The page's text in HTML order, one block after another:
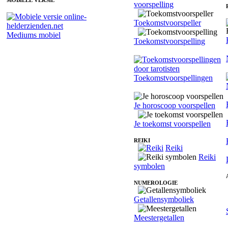
Mediums mobiel
voorspelling
Toekomstvoorspeller
Toekomstvoorspelling
Toekomstvoorspellingen
Je horoscoop voorspellen
Je toekomst voorspellen
REIKI
Reiki
Reiki
symbolen
NUMEROLOGIE
Getallensymboliek
Meestergetallen